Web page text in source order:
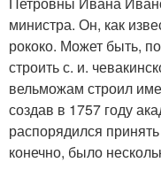
министра. Он, как
рококо. Может быть,
строить с. и.
вельможам строил
создав в 1757 году
распорядился
конечно, было